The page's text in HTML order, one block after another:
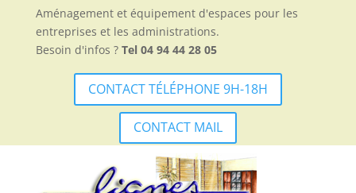
Aménagement et équipement d'espaces pour les
entreprises et les administrations.
Besoin d'infos ? Tel 04 94 44 28 05
CONTACT TÉLÉPHONE 9H-18H
CONTACT MAIL